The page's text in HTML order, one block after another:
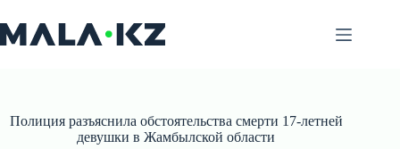
к
сути
Полиция разъяснила обстоятельства смерти 17-летней
девушки в Жамбылской области